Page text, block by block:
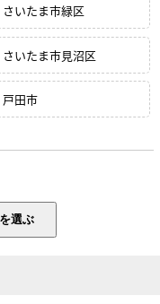
さいたま市緑区
さいたま市見沼区
戸田市